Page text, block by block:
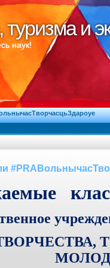
туризма и
туризма и
наук!